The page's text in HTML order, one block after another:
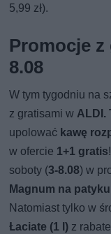
5,99 zł).
Promocje
8.08
W tym tygodniu na
z gratisami w ALDI.
upolować kawę
w ofercie 1+1 gratis
soboty (3-8.08) w
Magnum na
Natomiast tylko w
Łaciate (1 l) z